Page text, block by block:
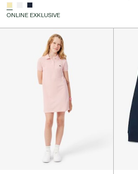
ONLINE EXKLUSIVE